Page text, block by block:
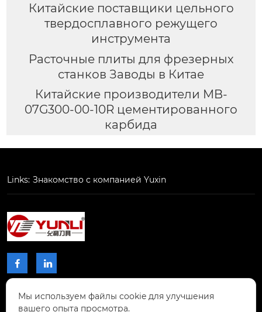
Китайские поставщики цельного
твердосплавного режущего
инструмента
Расточные плиты для фрезерных
станков Заводы в Китае
Китайские производители MB-
07G300-00-10R цементированного
карбида
Links: Знакомство с компанией Yuxin
 
КОНТАКТЫ
Мы используем файлы cookie для улучшения
вашего опыта просмотра.